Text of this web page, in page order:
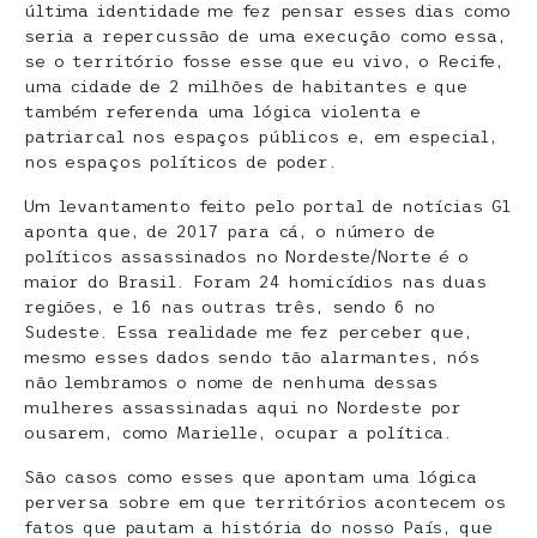
última identidade me fez pensar esses dias como
seria a repercussão de uma execução como essa,
se o território fosse esse que eu vivo, o Recife,
uma cidade de 2 milhões de habitantes e que
também referenda uma lógica violenta e
patriarcal nos espaços públicos e, em especial,
nos espaços políticos de poder.
Um levantamento feito pelo portal de notícias G1
aponta que, de 2017 para cá, o número de
políticos assassinados no Nordeste/Norte é o
maior do Brasil. Foram 24 homicídios nas duas
regiões, e 16 nas outras três, sendo 6 no
Sudeste. Essa realidade me fez perceber que,
mesmo esses dados sendo tão alarmantes, nós
não lembramos o nome de nenhuma dessas
mulheres assassinadas aqui no Nordeste por
ousarem, como Marielle, ocupar a política.
São casos como esses que apontam uma lógica
perversa sobre em que territórios acontecem os
fatos que pautam a história do nosso País, que